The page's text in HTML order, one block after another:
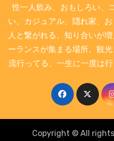
性一人飲み、おもしろい、
い、カジュアル、隠れ家、
人と繋がれる、知り合いが
ーランスが集まる場所、観
流行ってる、一生に一度は
Copyright © All